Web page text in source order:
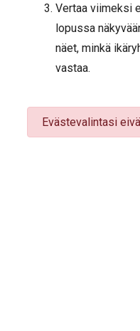
Vertaa viimeksi
lopussa
näet, minkä
vastaa.
Evästevalintasi